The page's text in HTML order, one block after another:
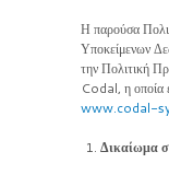
Η παρούσα
Υποκείμενων
την Πολιτική
Codal, η οποία
www.codal-
Δικαίωμα